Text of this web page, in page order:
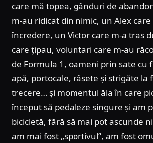
care mă topea, gânduri de
m-au ridicat din nimic, un Alex care
încredere, un Victor care m-a tras
care țipau, voluntari care m-au
de Formula 1, oameni prin sate cu
apă, portocale, râsete și strigăte la
trecere… și momentul ăla în care
început să pedaleze singure și am
bicicletă, fără să mai pot ascunde
am mai fost „sportivul”, am fost